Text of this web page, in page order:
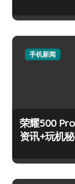
手机新闻
荣耀500
资讯+玩机